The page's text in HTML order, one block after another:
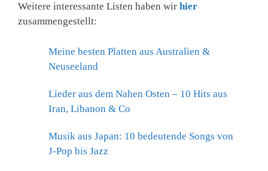
Weitere interessante Listen haben wir hier
zusammengestellt:
Meine besten Platten aus Australien &
Neuseeland
Lieder aus dem Nahen Osten – 10 Hits aus
Iran, Libanon & Co
Musik aus Japan: 10 bedeutende Songs von
J-Pop bis Jazz